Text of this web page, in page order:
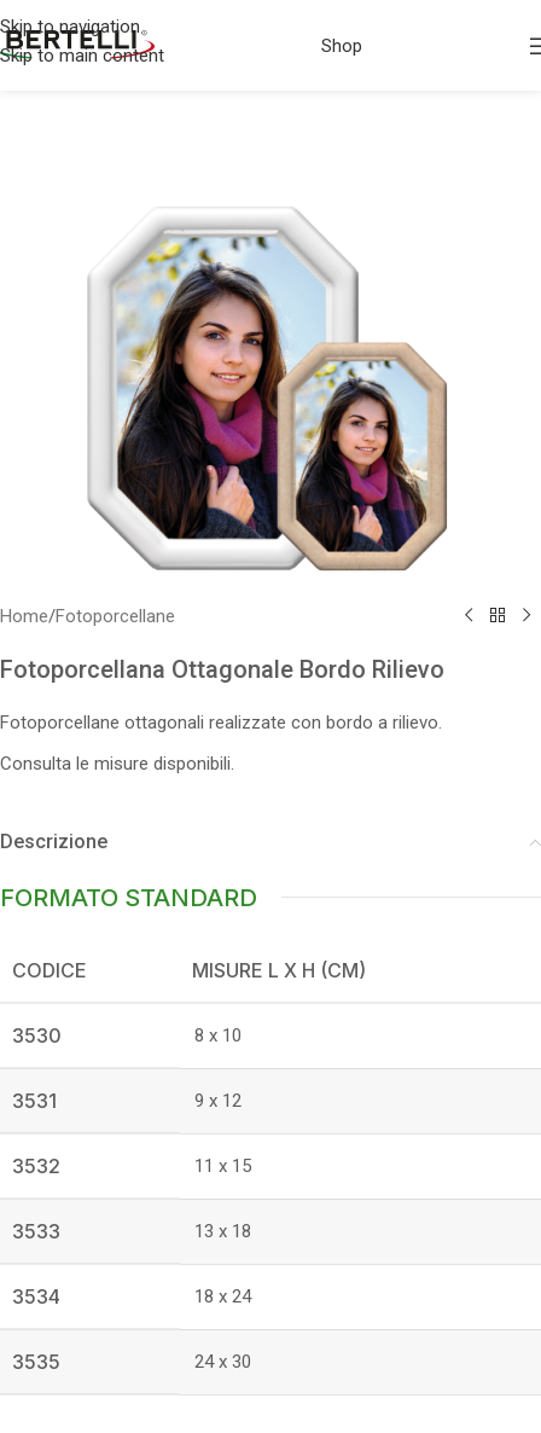
Skip to navigation
Skip to main content
Shop
Home/Fotoporcellane
Fotoporcellana Ottagonale Bordo Rilievo
Fotoporcellane ottagonali realizzate con bordo a rilievo.
Consulta le misure disponibili.
Descrizione
FORMATO STANDARD
CODICE MISURE L X H (CM)
3530 8 x 10
3531 9 x 12
3532 11 x 15
3533 13 x 18
3534 18 x 24
3535 24 x 30